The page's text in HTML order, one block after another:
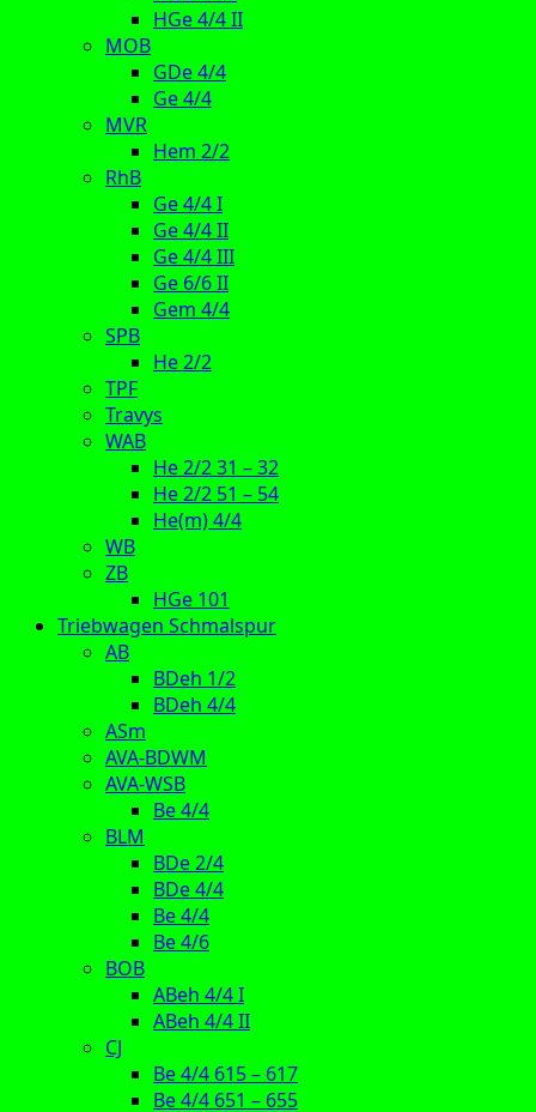
HGe 4/4 II
MOB
GDe 4/4
Ge 4/4
MVR
Hem 2/2
RhB
Ge 4/4 I
Ge 4/4 II
Ge 4/4 III
Ge 6/6 II
Gem 4/4
SPB
He 2/2
TPF
Travys
WAB
He 2/2 31 – 32
He 2/2 51 – 54
He(m) 4/4
WB
ZB
HGe 101
Triebwagen Schmalspur
AB
BDeh 1/2
BDeh 4/4
ASm
AVA-BDWM
AVA-WSB
Be 4/4
BLM
BDe 2/4
BDe 4/4
Be 4/4
Be 4/6
BOB
ABeh 4/4 I
ABeh 4/4 II
CJ
Be 4/4 615 – 617
Be 4/4 651 – 655